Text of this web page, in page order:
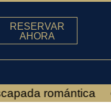
RESERVAR
AHORA
romántica